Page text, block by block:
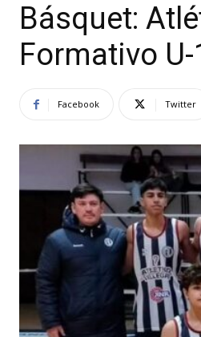
Básquet:
Formativo U-
Facebook Twitter